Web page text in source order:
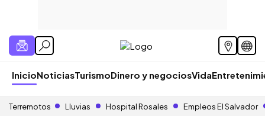
InicioNoticiasTurismoDinero y negociosVida
Terremotos Lluvias Hospital Rosales Empleos El Salvador